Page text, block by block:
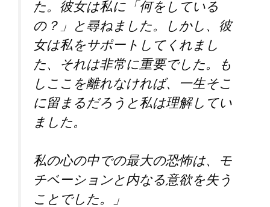
た。彼女は私に「何をしている
の？」と尋ねました。しかし、彼
女は私をサポートしてくれまし
た、それは非常に重要でした。も
しここを離れなければ、一生そこ
に留まるだろうと私は理解してい
ました。
私の心の中での最大の恐怖は、モ
チベーションと内なる意欲を失う
ことでした。」